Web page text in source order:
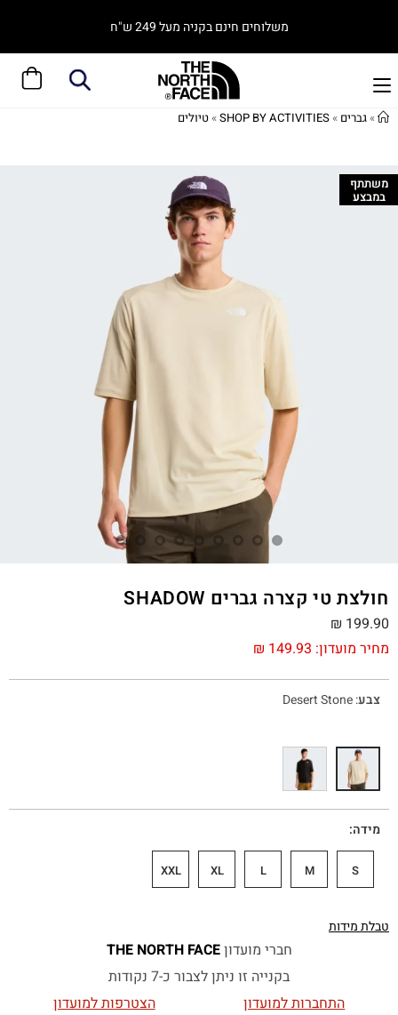
משלוחים חינם בקניה מעל 249 ש"ח
»גברים »
SHOP BY ACTIVITIES
»טיולים
משתתף
במבצע
חולצת טי קצרה גברים SHADOW
מחיר מועדון: ₪ 149.93
₪ 199.90
צבע:
Desert Stone
מידה
S
M
L
XL
XXL
טבלת מידות
חברי מועדוןTHE NORTH FACE
בקנייה זו ניתן לצבור כ-7 נקודות
התחברות למועדון
הצטרפות למועדון